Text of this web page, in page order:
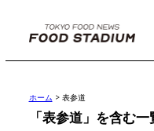
ホーム > 表参道
「表参道」を含む一